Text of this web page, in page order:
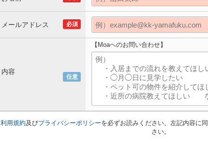
必須
メールアドレス
任意
内容
【Moaへのお問い合わせ】
利用規約及びプライバシーポリシーを必ずお読みください。左記内容に
さい。